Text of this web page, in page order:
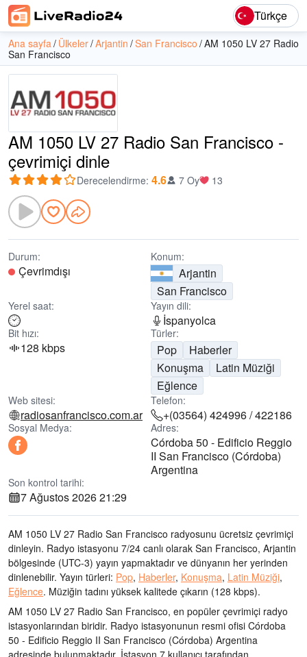
Türkçe
Ana sayfa Ülkeler Arjantin San Francisco AM 1050 LV 27 Radio
San Francisco
AM 1050 LV 27 Radio San Francisco -
çevrimiçi dinle
Derecelendirme: 4.6 7 Oy 13
Durum:
Çevrimdışı
Konum:
Arjantin
San Francisco
Yerel saat: Yayın dili:
İspanyolca
Bit hızı:
128 kbps
Türler:
Pop
Haberler
Konuşma
Latin Müziği
Eğlence
Web sitesi:
radiosanfrancisco.com.ar
Telefon:
+(03564) 424996 / 422186
Sosyal Medya: Adres:
Córdoba 50 - Edificio Reggio
II San Francisco (Córdoba)
Argentina
Son kontrol tarihi:
7 Ağustos 2026 21:29
AM 1050 LV 27 Radio San Francisco radyosunu ücretsiz çevrimiçi
dinleyin. Radyo istasyonu 7/24 canlı olarak San Francisco, Arjantin
bölgesinde (UTC-3) yayın yapmaktadır ve dünyanın her yerinden
dinlenebilir. Yayın türleri: Pop, Haberler, Konuşma, Latin Müziği,
Eğlence. Müziğin tadını yüksek kalitede çıkarın (128 kbps).
AM 1050 LV 27 Radio San Francisco, en popüler çevrimiçi radyo
istasyonlarından biridir. Radyo istasyonunun resmi ofisi Córdoba
50 - Edificio Reggio II San Francisco (Córdoba) Argentina
adresinde bulunmaktadır. İstasyon 7 kullanıcı tarafından